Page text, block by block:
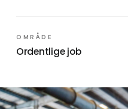
OMRÅDE
Ordentlige job